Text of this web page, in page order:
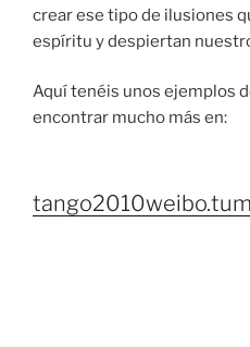
crear ese tipo de ilusiones
espíritu y despiertan
Aquí tenéis unos ejemplos
encontrar mucho más en: